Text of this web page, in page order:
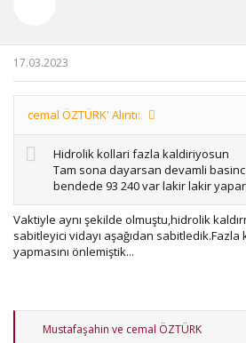
17.03.2023
cemal ÖZTÜRK' Alıntı:
Hidrolik kollari fazla kaldiriyosun
Tam sona dayarsan devamli
bendede 93 240 var lakir lakir yapar
Vaktiyle aynı şekilde olmuştu,hidrolik
sabitleyici vidayı aşağıdan sabitledik.Fazla
yapmasını önlemiştik...
T
Mustafaşahin ve cemal ÖZTÜRK